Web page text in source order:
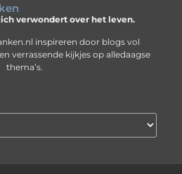
verwondert over het leven.
inspireren door blogs vol
verrassende kijkjes op alledaagse
thema’s.